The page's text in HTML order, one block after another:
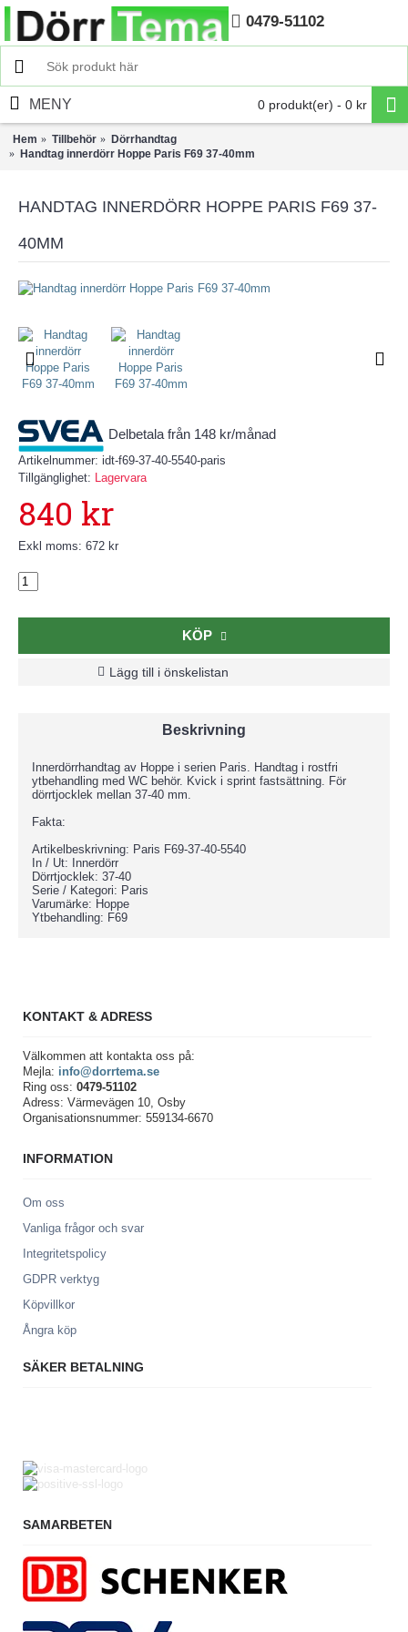
Hem 0479-51102
0 produkt(er) - 0 kr
MENY
Hem Tillbehör
Dörrhandtag
Handtag innerdörr Hoppe Paris F69 37-40mm
HANDTAG INNERDÖRR HOPPE PARIS F69 37-
40MM
Delbetala från 148 kr/månad
Artikelnummer: idt-f69-37-40-5540-paris
Tillgänglighet: Lagervara
840 kr
Exkl moms: 672 kr
KÖP
Lägg till i önskelistan
Beskrivning
Innerdörrhandtag av Hoppe i serien Paris. Handtag i rostfri
ytbehandling med WC behör. Kvick i sprint fastsättning. För
dörrtjocklek mellan 37-40 mm.
Fakta:
Artikelbeskrivning: Paris F69-37-40-5540
In / Ut: Innerdörr
Dörrtjocklek: 37-40
Serie / Kategori: Paris
Varumärke: Hoppe
Ytbehandling: F69
KONTAKT & ADRESS
Välkommen att kontakta oss på:
Mejla: info@dorrtema.se
Ring oss: 0479-51102
Adress: Värmevägen 10, Osby
Organisationsnummer: 559134-6670
INFORMATION
Om oss
Vanliga frågor och svar
Integritetspolicy
GDPR verktyg
Köpvillkor
Ångra köp
SÄKER BETALNING
SAMARBETEN